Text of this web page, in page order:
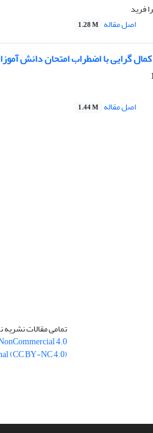
فرید
اصل مقاله 1.28 M
گرایی با اضطراب امتحان دانش
اصل مقاله 1.44 M
تمامی مقالات
4.0
(CC BY-NC 4.0)